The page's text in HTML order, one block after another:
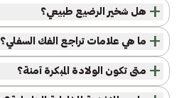
+ هل شخير الرضيع طبيعي؟
+ ما هي علامات تراجع الفك السفلي؟
+ متى تكون الولادة المبكرة آمنة؟